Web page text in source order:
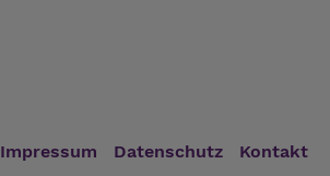
Impressum Datenschutz Kontakt